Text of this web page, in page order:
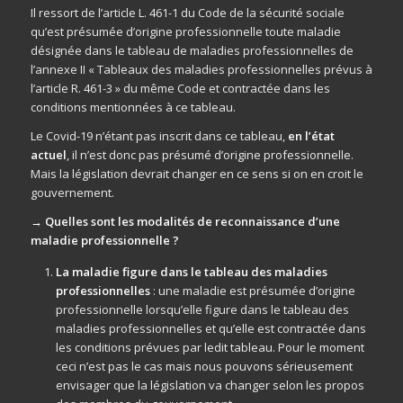
Il ressort de l’article L. 461-1 du Code de la sécurité sociale
qu’est présumée d’origine professionnelle toute maladie
désignée dans le tableau de maladies professionnelles de
l’annexe II « Tableaux des maladies professionnelles prévus à
l’article R. 461-3 » du même Code et contractée dans les
conditions mentionnées à ce tableau.
Le Covid-19 n’étant pas inscrit dans ce tableau, en l’état
actuel, il n’est donc pas présumé d’origine professionnelle.
Mais la législation devrait changer en ce sens si on en croit le
gouvernement.
→ Quelles sont les modalités de reconnaissance d’une
maladie professionnelle ?
La maladie figure dans le tableau des maladies
professionnelles: une maladie est présumée d’origine
professionnelle lorsqu’elle figure dans le tableau des
maladies professionnelles et qu’elle est contractée dans
les conditions prévues par ledit tableau. Pour le moment
ceci n’est pas le cas mais nous pouvons sérieusement
envisager que la législation va changer selon les propos